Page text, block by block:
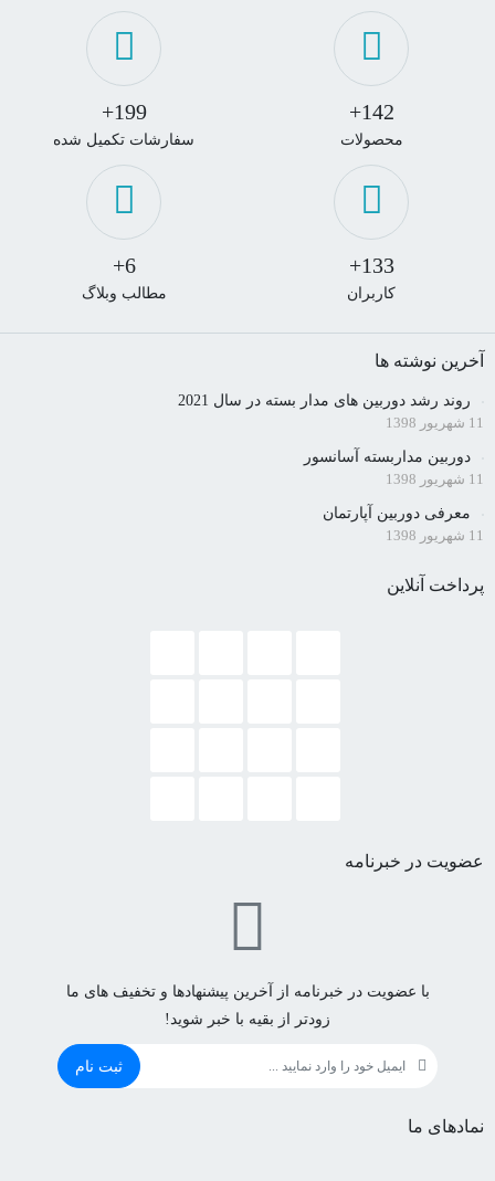
142+
محصولات
199+
سفارشات تکمیل شده
133+
کاربران
6+
مطالب وبلاگ
آخرین نوشته ها
روند رشد دوربین های مدار بسته در سال 2021
11 شهریور 1398
دوربین مداربسته آسانسور
11 شهریور 1398
معرفی دوربین آپارتمان
11 شهریور 1398
پرداخت آنلاین
عضویت در خبرنامه
با عضویت در خبرنامه از آخرین پیشنهادها و تخفیف های ما
زودتر از بقیه با خبر شوید!
ثبت نام
نمادهای ما